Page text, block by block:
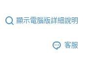
顯示電腦版詳細說明
客服